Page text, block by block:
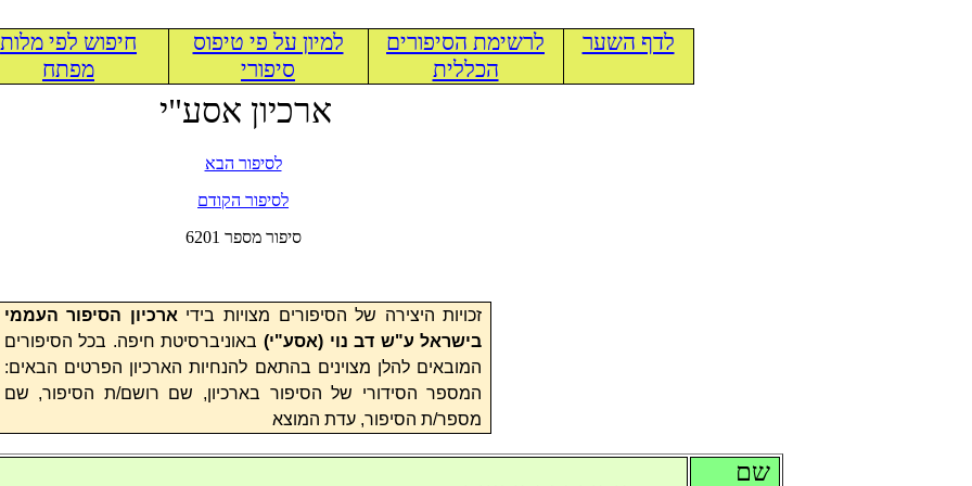
לדף השער
לרשימת הסיפורים
הכללית
למיון על פי טיפוס
סיפורי
חיפוש לפי מלות
מפתח
ארכיון אסע"י
לסיפור הבא
לסיפור הקודם
6201 סיפור מספר
זכויות היצירה של הסיפורים מצויות בידי ארכיון הסיפור העממי
בישראל ע"ש דב נוי (אסע"י) באוניברסיטת חיפה. בכל הסיפורים
המובאים להלן מצוינים בהתאם להנחיות הארכיון הפרטים הבאים:
המספר הסידורי של הסיפור בארכיון, שם רושם/ת הסיפור, שם
מספר/ת הסיפור, עדת המוצא
שם